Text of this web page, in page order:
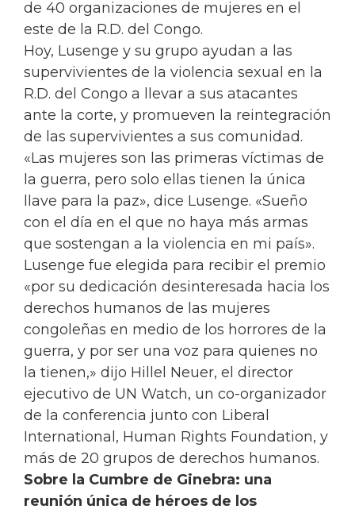
de 40 organizaciones de mujeres en el
este de la R.D. del Congo.
Hoy, Lusenge y su grupo ayudan a las
supervivientes de la violencia sexual en la
R.D. del Congo a llevar a sus atacantes
ante la corte, y promueven la reintegración
de las supervivientes a sus comunidad.
«Las mujeres son las primeras víctimas de
la guerra, pero solo ellas tienen la única
llave para la paz», dice Lusenge. «Sueño
con el día en el que no haya más armas
que sostengan a la violencia en mi país».
Lusenge fue elegida para recibir el premio
«por su dedicación desinteresada hacia los
derechos humanos de las mujeres
congoleñas en medio de los horrores de la
guerra, y por ser una voz para quienes no
la tienen,» dijo Hillel Neuer, el director
ejecutivo de UN Watch, un co-organizador
de la conferencia junto con Liberal
International, Human Rights Foundation, y
más de 20 grupos de derechos humanos.
Sobre la Cumbre de Ginebra: una
reunión única de héroes de los